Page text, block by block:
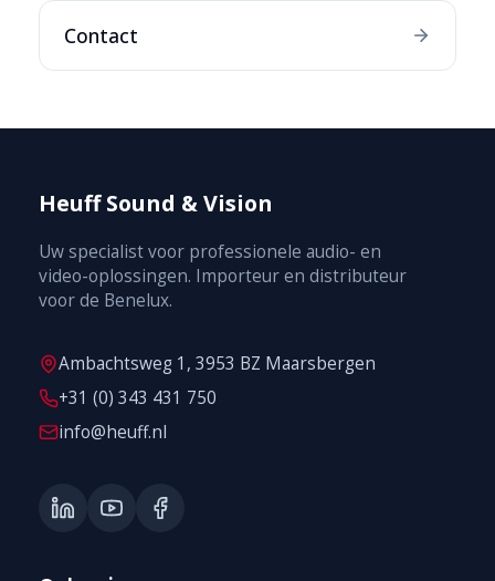
Contact
Heuff Sound & Vision
Uw specialist voor professionele audio- en
video-oplossingen. Importeur en distributeur
voor de Benelux.
Ambachtsweg 1, 3953 BZ Maarsbergen
+31 (0) 343 431 750
info@heuff.nl